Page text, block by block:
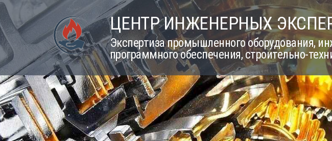
Skip
to
content
ЦЕНТР ИНЖЕНЕРНЫХ
Экспертиза промышленного оборудования,
программного обеспечения, строительно-